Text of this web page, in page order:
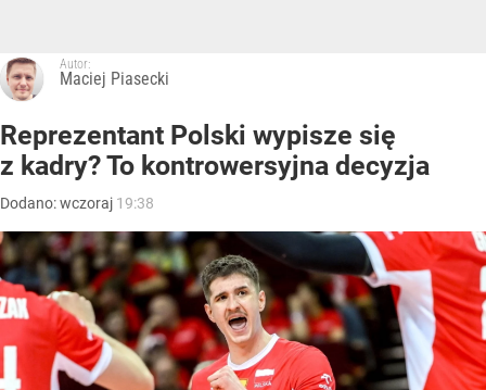
Autor:
Maciej Piasecki
Reprezentant Polski wypisze się
z kadry? To kontrowersyjna decyzja
Dodano:wczoraj 19:38